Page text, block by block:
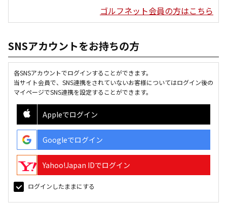
ゴルフネット会員の方はこちら
SNSアカウントをお持ちの方
各SNSアカウントでログインすることができます。
当サイト会員で、SNS連携をされていないお客様についてはログイン後の
マイページでSNS連携を設定することができます。
Appleでログイン
Googleでログイン
Yahoo!Japan IDでログイン
ログインしたままにする